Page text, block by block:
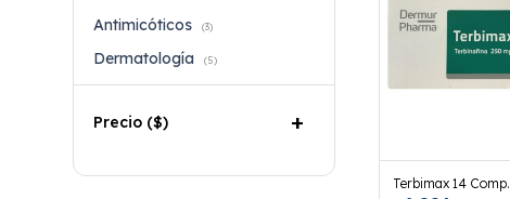
Terbimax 14 Comp.
Antimicóticos (3)
Dermatología (5)
Precio ($)